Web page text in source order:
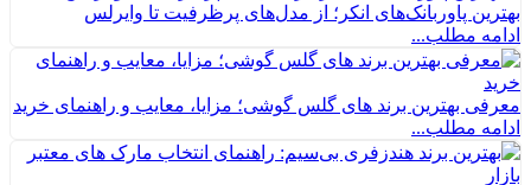
بهترین پاوربانک‌های انکر؛ از مدل‌های پرظرفیت تا وایرلس
ادامه مطلب...
معرفی بهترین برند های گلس گوشی؛ مزایا، معایب و راهنمای خرید
ادامه مطلب...